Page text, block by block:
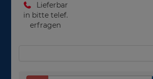
Lieferbar
in bitte telef.
erfragen